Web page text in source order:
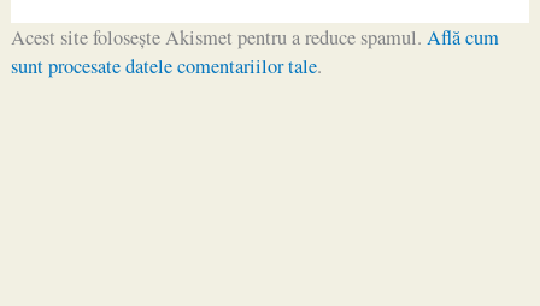
Acest site folosește Akismet pentru a reduce spamul. Află cum
sunt procesate datele comentariilor tale.